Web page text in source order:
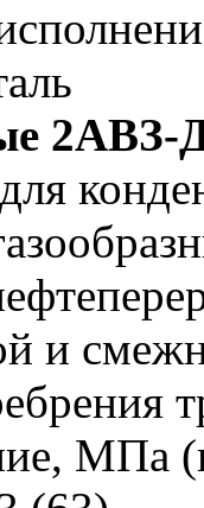
2АВЗ-
и
МПа